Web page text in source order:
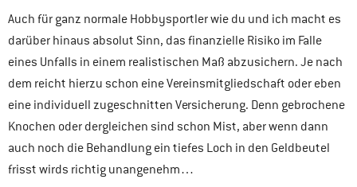
Auch für ganz normale Hobbysportler wie du und ich macht es
darüber hinaus absolut Sinn, das finanzielle Risiko im Falle
eines Unfalls in einem realistischen Maß abzusichern. Je nach
dem reicht hierzu schon eine Vereinsmitgliedschaft oder eben
eine individuell zugeschnitten Versicherung. Denn gebrochene
Knochen oder dergleichen sind schon Mist, aber wenn dann
auch noch die Behandlung ein tiefes Loch in den Geldbeutel
frisst wirds richtig unangenehm…